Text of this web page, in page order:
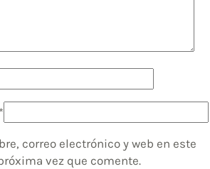
*
correo electrónico y web en este
vez que comente.